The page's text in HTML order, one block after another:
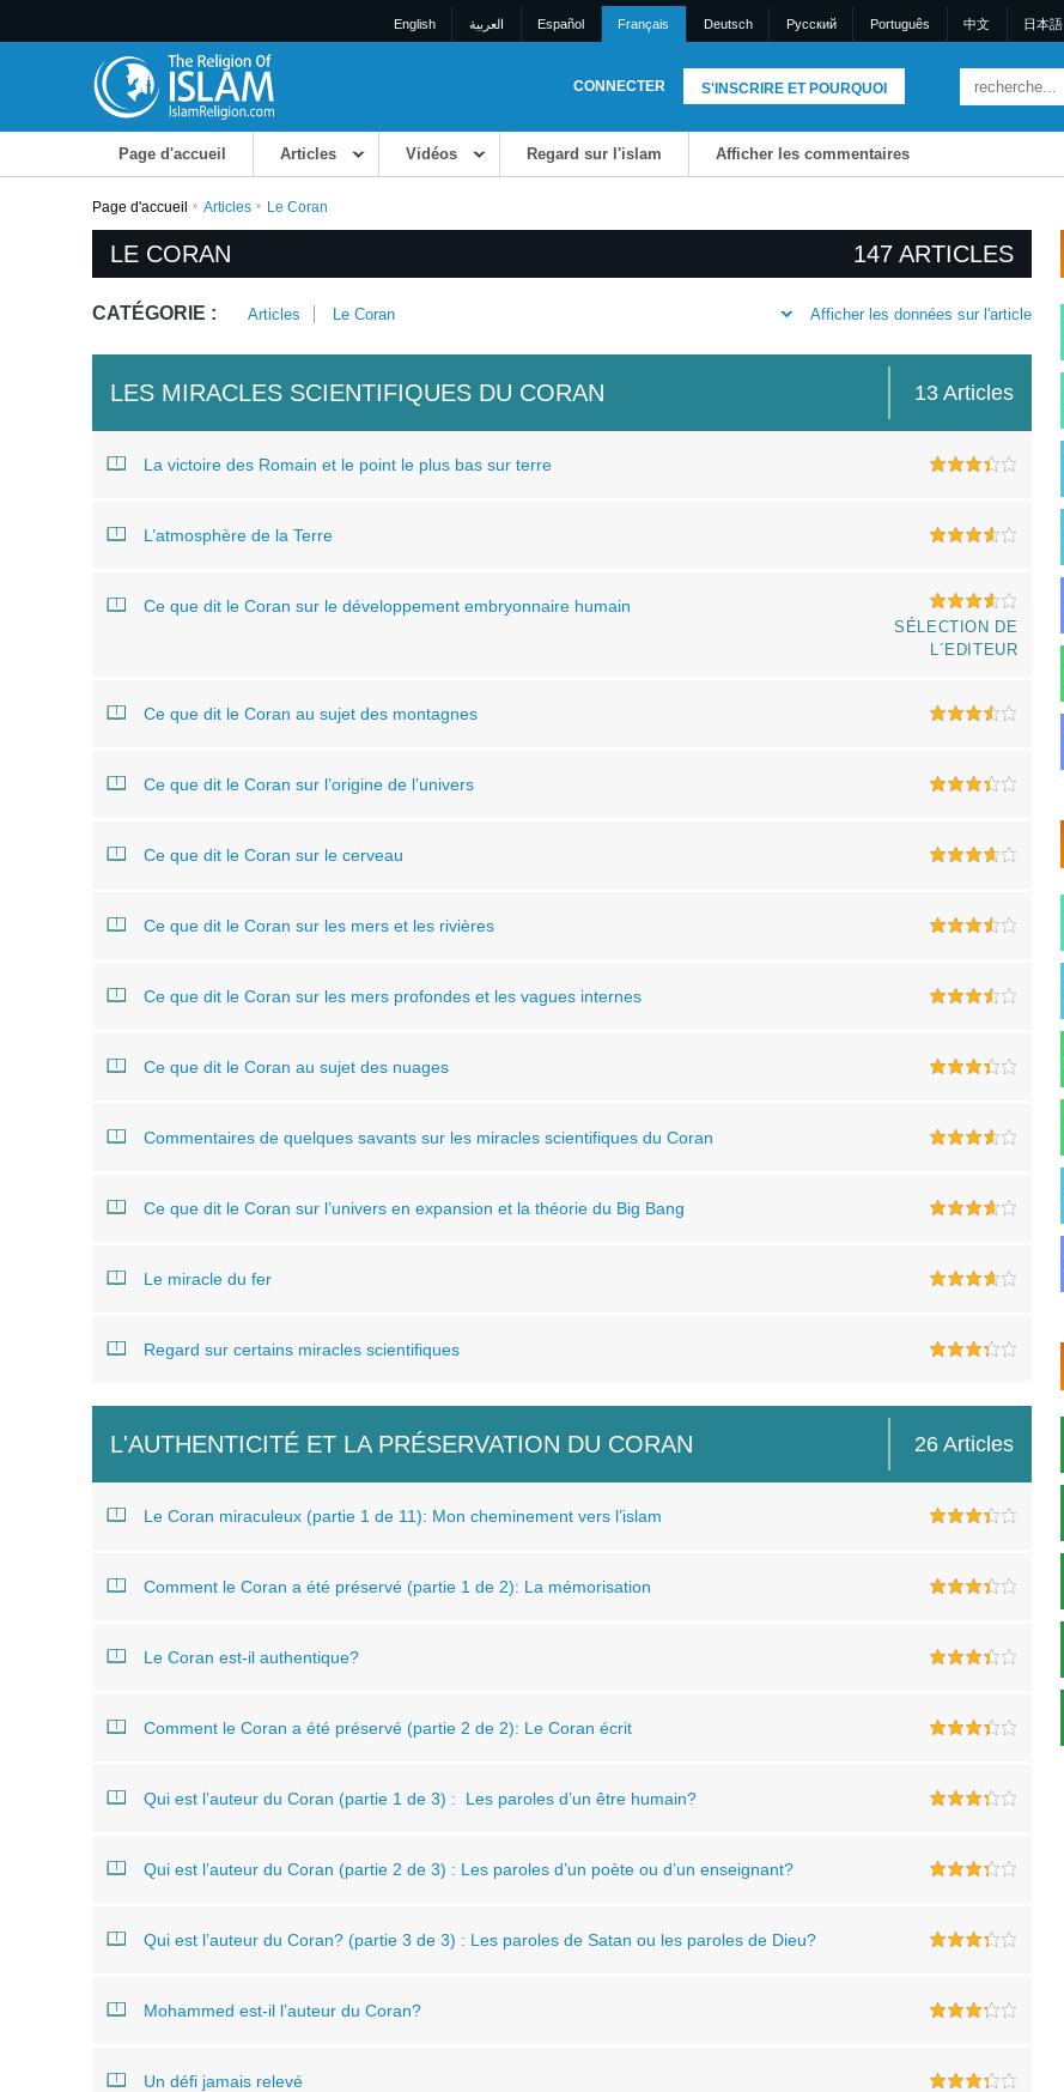
English العربية Español Français Deutsch Pусский Português 中文 日本語
S'INSCRIRE ET POURQUOI
CONNECTER
Page d'accueil Articles Vidéos Regard sur l'islam Afficher les commentaires
Page d'accueil Articles Le Coran
LE CORAN 147 ARTICLES
CATÉGORIE : Articles Le Coran Afficher les données sur l'article
LES MIRACLES SCIENTIFIQUES DU CORAN 13 Articles
La victoire des Romain et le point le plus bas sur terre
L’atmosphère de la Terre
Ce que dit le Coran sur le développement embryonnaire humain
SÉLECTION DE
L´EDITEUR
Ce que dit le Coran au sujet des montagnes
Ce que dit le Coran sur l’origine de l’univers
Ce que dit le Coran sur le cerveau
Ce que dit le Coran sur les mers et les rivières
Ce que dit le Coran sur les mers profondes et les vagues internes
Ce que dit le Coran au sujet des nuages
Commentaires de quelques savants sur les miracles scientifiques du Coran
Ce que dit le Coran sur l’univers en expansion et la théorie du Big Bang
Le miracle du fer
Regard sur certains miracles scientifiques
L'AUTHENTICITÉ ET LA PRÉSERVATION DU CORAN 26 Articles
Le Coran miraculeux (partie 1 de 11): Mon cheminement vers l’islam
Comment le Coran a été préservé (partie 1 de 2): La mémorisation
Le Coran est-il authentique?
Comment le Coran a été préservé (partie 2 de 2): Le Coran écrit
Qui est l’auteur du Coran (partie 1 de 3) : Les paroles d’un être humain?
Qui est l’auteur du Coran (partie 2 de 3) : Les paroles d’un poète ou d’un enseignant?
Qui est l’auteur du Coran? (partie 3 de 3) : Les paroles de Satan ou les paroles de Dieu?
Mohammed est-il l’auteur du Coran?
Un défi jamais relevé